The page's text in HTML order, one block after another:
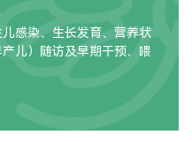
感染、生长发育、营养状
儿）随访及早期干预、喂